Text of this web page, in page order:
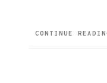
CONTINUE